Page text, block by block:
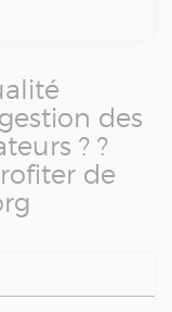
des
? ?
de